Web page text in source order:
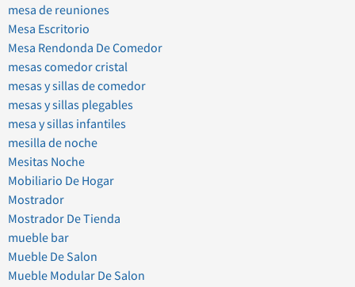
mesa de reuniones
Mesa Escritorio
Mesa Rendonda De Comedor
mesas comedor cristal
mesas y sillas de comedor
mesas y sillas plegables
mesa y sillas infantiles
mesilla de noche
Mesitas Noche
Mobiliario De Hogar
Mostrador
Mostrador De Tienda
mueble bar
Mueble De Salon
Mueble Modular De Salon